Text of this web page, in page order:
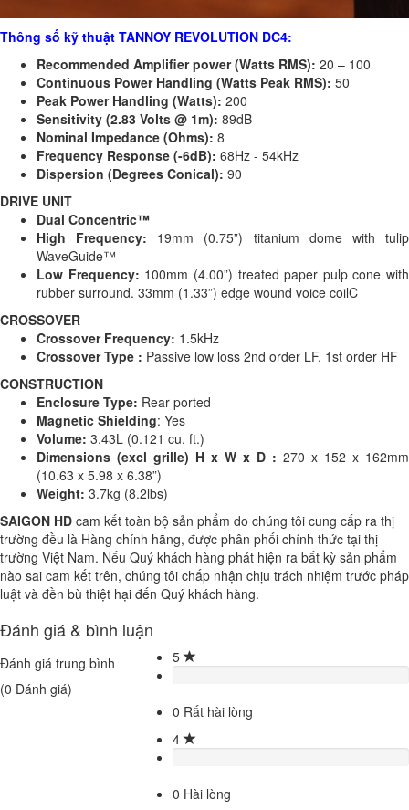
Thông số kỹ thuật TANNOY REVOLUTION DC4:
Recommended Amplifier power (Watts RMS): 20 – 100
Continuous Power Handling (Watts Peak RMS): 50
Peak Power Handling (Watts): 200
Sensitivity (2.83 Volts @ 1m): 89dB
Nominal Impedance (Ohms): 8
Frequency Response (-6dB): 68Hz - 54kHz
Dispersion (Degrees Conical): 90
DRIVE UNIT
Dual Concentric™
High Frequency: 19mm (0.75”) titanium dome with tulip
WaveGuide™
Low Frequency: 100mm (4.00”) treated paper pulp cone with
rubber surround. 33mm (1.33”) edge wound voice coilC
CROSSOVER
Crossover Frequency: 1.5kHz
Crossover Type : Passive low loss 2nd order LF, 1st order HF
CONSTRUCTION
Enclosure Type: Rear ported
Magnetic Shielding: Yes
Volume: 3.43L (0.121 cu. ft.)
Dimensions (excl grille) H x W x D : 270 x 152 x 162mm
(10.63 x 5.98 x 6.38”)
Weight: 3.7kg (8.2lbs)
SAIGON HD cam kết toàn bộ sản phẩm do chúng tôi cung cấp ra thị
trường đều là Hàng chính hãng, được phân phối chính thức tại thị
trường Việt Nam. Nếu Quý khách hàng phát hiện ra bất kỳ sản phẩm
nào sai cam kết trên, chúng tôi chấp nhận chịu trách nhiệm trước pháp
luật và đền bù thiệt hại đến Quý khách hàng.
Đánh giá & bình luận
Đánh giá trung bình
(0 Đánh giá)
5
0 Rất hài lòng
4
0 Hài lòng